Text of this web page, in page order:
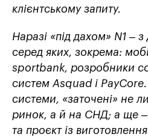
клієнтському запиту.
Наразі «під дахом» N1 – з
серед яких, зокрема:
sportbank, розробники
систем Asquad і PayCore.
системи, «заточені» не
ринок, а й на СНД; а ще –
та проєкт із